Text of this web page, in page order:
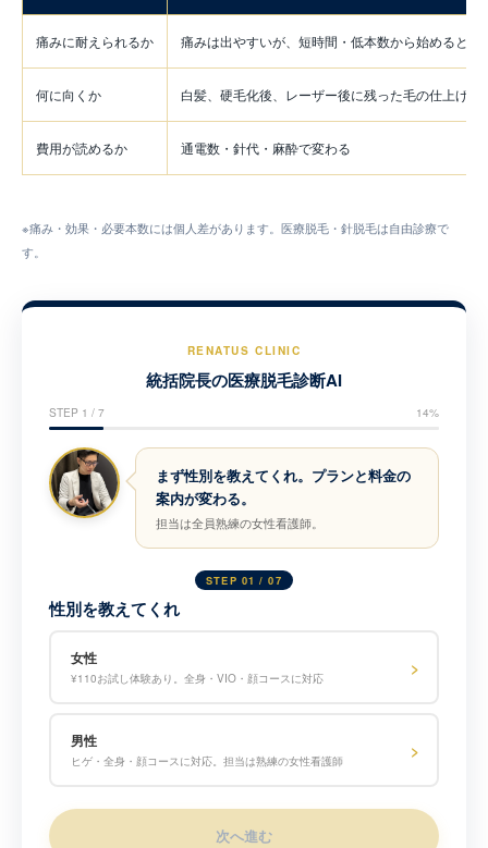
痛みに耐えられるか 痛みは出やすいが、短時間・低本数から始めると確
何に向くか 白髪、硬毛化後、レーザー後に残った毛の仕上げに
費用が読めるか 通電数・針代・麻酔で変わる
※痛み・効果・必要本数には個人差があります。医療脱毛・針脱毛は自由診療で
す。
RENATUS CLINIC
統括院長の医療脱毛診断AI
STEP 1 / 7 14%
まず性別を教えてくれ。プランと料金の
案内が変わる。
担当は全員熟練の女性看護師。
STEP 01 / 07
性別を教えてくれ
女性
¥110お試し体験あり。全身・VIO・顔コースに対応
男性
ヒゲ・全身・顔コースに対応。担当は熟練の女性看護師
次へ進む